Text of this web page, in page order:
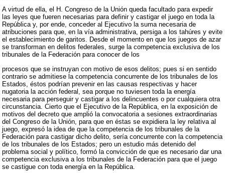
A virtud de ella, el H. Congreso de la Unión queda facultado para expedir
las leyes que fueren necesarias para definir y castigar el juego en toda la
República y, por ende, conceder al Ejecutivo la suma necesaria de
atribuciones para que, en la vía administrativa, persiga a los tahúres y evite
el establecimiento de garitos. Desde el momento en que los juegos de azar
se transforman en delitos federales, surge la competencia exclusiva de los
tribunales de la Federación para conocer de los
procesos que se instruyan con motivo de esos delitos; pues si en sentido
contrario se admitiese la competencia concurrente de los tribunales de los
Estados, éstos podrían prevenir en las causas respectivas y hacer
nugatoria la acción federal, sea porque no tuviesen toda la energía
necesaria para perseguir y castigar a los delincuentes o por cualquiera otra
circunstancia. Cierto que el Ejecutivo de la República, en la exposición de
motivos del decreto que amplió la convocatoria a sesiones extraordinarias
del Congreso de la Unión, para que en éstas se expidiera la ley relativa al
juego, expresó la idea de que la competencia de los tribunales de la
Federación para castigar dicho delito, sería concurrente con la competencia
de los tribunales de los Estados; pero un estudio más detenido del
problema social y político, formó la convicción de que es necesario dar una
competencia exclusiva a los tribunales de la Federación para que el juego
se castigue con toda energía en la República.